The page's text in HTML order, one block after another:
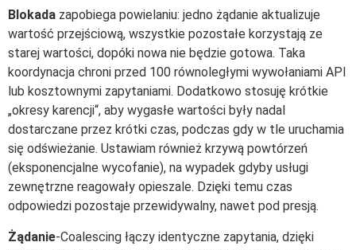
Blokada zapobiega powielaniu: jedno żądanie aktualizuje
wartość przejściową, wszystkie pozostałe korzystają ze
starej wartości, dopóki nowa nie będzie gotowa. Taka
koordynacja chroni przed 100 równoległymi wywołaniami API
lub kosztownymi zapytaniami. Dodatkowo stosuję krótkie
„okresy karencji“, aby wygasłe wartości były nadal
dostarczane przez krótki czas, podczas gdy w tle uruchamia
się odświeżanie. Ustawiam również krzywą powtórzeń
(eksponencjalne wycofanie), na wypadek gdyby usługi
zewnętrzne reagowały opieszale. Dzięki temu czas
odpowiedzi pozostaje przewidywalny, nawet pod presją.
Żądanie-Coalescing łączy identyczne zapytania, dzięki